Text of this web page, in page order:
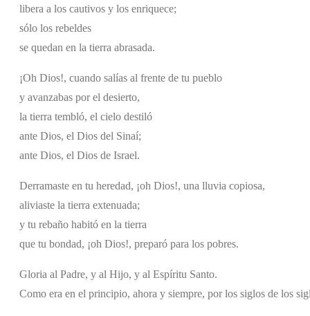
libera a los cautivos y los enriquece;
sólo los rebeldes
se quedan en la tierra abrasada.
¡Oh Dios!, cuando salías al frente de tu pueblo
y avanzabas por el desierto,
la tierra tembló, el cielo destiló
ante Dios, el Dios del Sinaí;
ante Dios, el Dios de Israel.
Derramaste en tu heredad, ¡oh Dios!, una lluvia copiosa,
aliviaste la tierra extenuada;
y tu rebaño habitó en la tierra
que tu bondad, ¡oh Dios!, preparó para los pobres.
Gloria al Padre, y al Hijo, y al Espíritu Santo.
Como era en el principio, ahora y siempre, por los siglos de los